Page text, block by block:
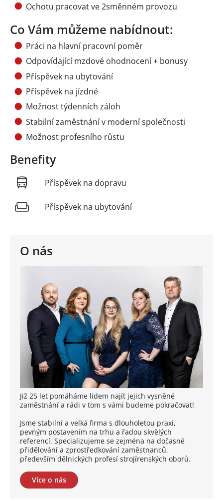
O nás
Již 25 let pomáháme lidem najít jejich vysněné
zaměstnání a rádi v tom s vámi budeme pokračovat!
Jsme stabilní a velká firma s dlouholetou praxí,
pevným postavením na trhu a řadou skvělých
referencí. Specializujeme se zejména na dočasné
přidělování a zprostředkování zaměstnanců,
především dělnických profesí strojírenských oborů.
Více o nás
Ochotu pracovat ve 2směnném provozu
Co Vám můžeme nabídnout:
Práci na hlavní pracovní poměr
Odpovídající mzdové ohodnocení + bonusy
Příspěvek na ubytování
Příspěvek na jízdné
Možnost týdenních záloh
Stabilní zaměstnání v moderní společnosti
Možnost profesního růstu
Benefity
Příspěvek na dopravu
Příspěvek na ubytování